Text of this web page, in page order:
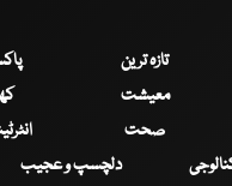
تازہ ترین
معیشت
صحت
دلچسپ و عجیب